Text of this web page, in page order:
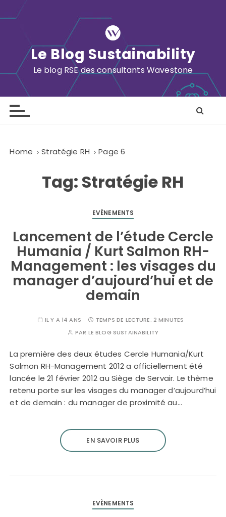
k
o
Le Blog Sustainability
Le blog RSE des consultants Wavestone
Home Stratégie RH Page 6
Tag: Stratégie RH
EVÈNEMENTS
Lancement de l’étude Cercle
Humania / Kurt Salmon RH-
Management : les visages du
manager d’aujourd’hui et de
demain
IL Y A 14 ANS TEMPS DE LECTURE: 2 MINUTES
PAR LE BLOG SUSTAINABILITY
La première des deux études Cercle Humania/Kurt
Salmon RH-Management 2012 a officiellement été
lancée le 21 février 2012 au Siège de Servair. Le thème
retenu porte sur les visages du manager d’aujourd’hui
et de demain : du manager de proximité au…
EN SAVOIR PLUS
EVÈNEMENTS